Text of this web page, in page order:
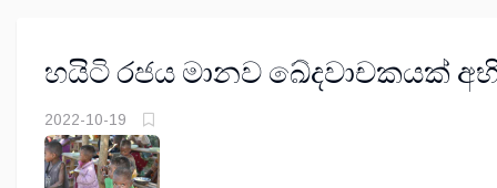
හයිටි රජය මානව ඛේදවාචකයක්
2022-10-19